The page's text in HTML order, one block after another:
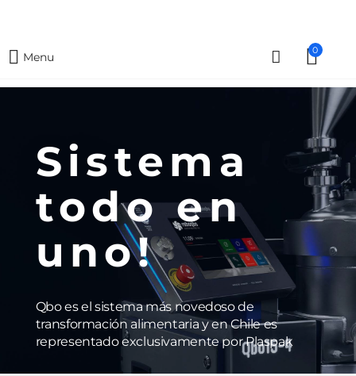
Menu 0
Sistema
todo en
uno!
Qbo es el sistema más novedoso de
transformación alimentaria y en Chile es
representado exclusivamente por Plaspak